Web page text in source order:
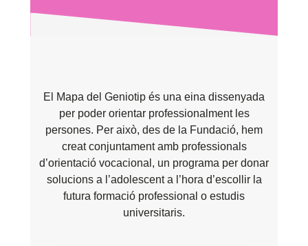
El Mapa del Geniotip és una eina dissenyada
per poder orientar professionalment les
persones. Per això, des de la Fundació, hem
creat conjuntament amb professionals
d’orientació vocacional, un programa per donar
solucions a l’adolescent a l’hora d’escollir la
futura formació professional o estudis
universitaris.